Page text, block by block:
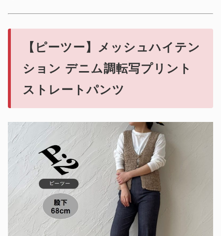
【ピーツー】メッシュハイテン
ション デニム調転写プリント
ストレートパンツ